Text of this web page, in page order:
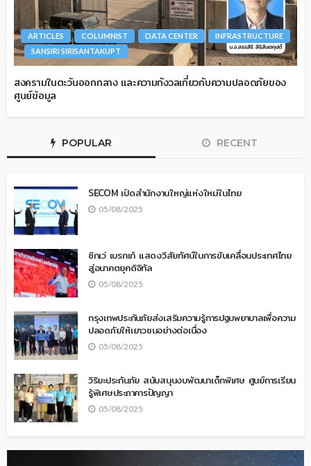
ARTICLES COLUMNIST DATA CENTER
INFRASTRUCTURE
SANSIRI SIRISANTAKUPT
สงครามในตะวันออกกลาง และความกังวลเกี่ยวกับความปลอดภัยของ
ศูนย์ข้อมูล
POPULAR RECENT
SECOM เปิดสำนักงานใหญ่แห่งใหม่ในไทย
05/08/2025
ซิกเว่ เบรกเก้ แสดงวิสัยทัศน์ในการขับเคลื่อนประเทศไทย
สู่อนาคตยุคดิจิทัล
05/08/2025
กรุงเทพประกันภัยส่งเสริมความรู้การปฐมพยาบาลเพื่อความ
ปลอดภัยให้เยาวชนอย่างต่อเนื่อง
05/08/2025
วิริยะประกันภัย สนับสนุนงบพัฒนาเด็กพิเศษ ศูนย์การเรียน
รู้พิเศษประภาคารปัญญา
05/08/2025